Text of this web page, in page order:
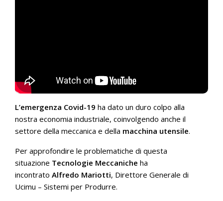
L’emergenza Covid-19 ha dato un duro colpo alla
nostra economia industriale, coinvolgendo anche il
settore della meccanica e della macchina utensile.
Per approfondire le problematiche di questa
situazione Tecnologie Meccaniche ha
incontrato Alfredo Mariotti, Direttore Generale di
Ucimu – Sistemi per Produrre.